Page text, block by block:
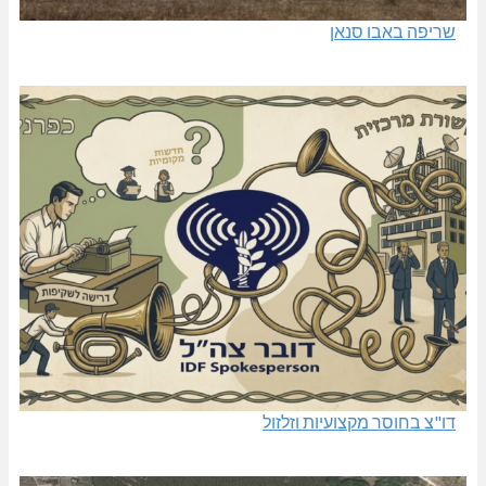
שריפה באבו סנאן
דו"צ בחוסר מקצועיות וזלזול